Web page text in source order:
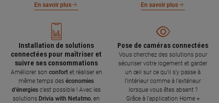
En savoir plus
En savoir plus
Installation de solutions
connectées pour maîtriser et
suivre ses consommations
Améliorer son confort et réaliser en
même temps des économies
d’énergies c’est possible ! Avec les
solutions Drivia with Netatmo , en
Pose de caméras connectées
Vous cherchez des solutions pour
sécuriser votre logement et garder
un œil sur ce qu’il s’y passe à
l’intérieur comme à l’extérieur
lorsque vous êtes absent ?
Grâce à l'application Home +